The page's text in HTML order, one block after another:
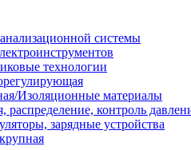
системы
технологии
Изоляционные материалы
распределение, контроль
зарядные устройства